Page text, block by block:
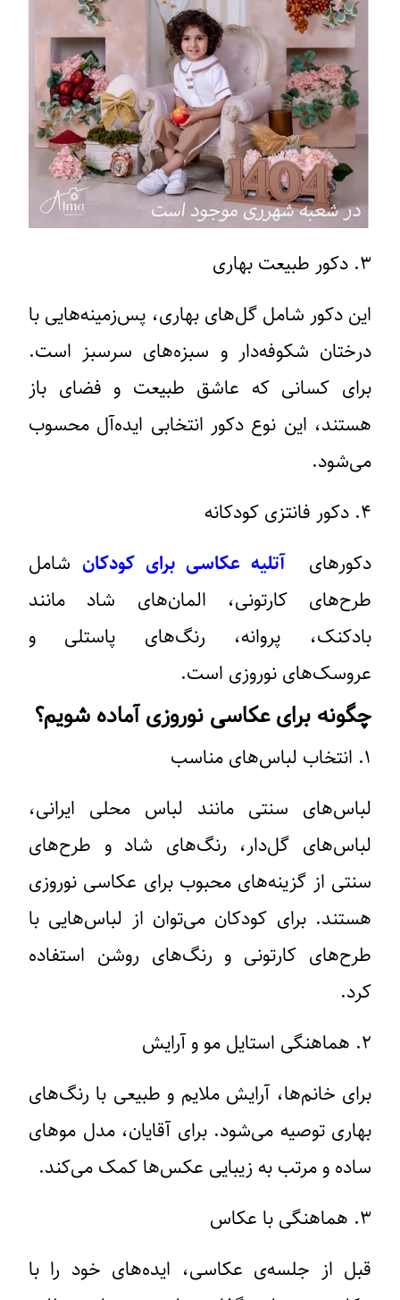
۳. دکور طبیعت بهاری
این دکور شامل گل‌های بهاری، پس‌زمینه‌هایی با
درختان شکوفه‌دار و سبزه‌های سرسبز است.
برای کسانی که عاشق طبیعت و فضای باز
هستند، این نوع دکور انتخابی ایده‌آل محسوب
می‌شود.
۴. دکور فانتزی کودکانه
دکورهای آتلیه عکاسی برای کودکان شامل
طرح‌های کارتونی، المان‌های شاد مانند
بادکنک، پروانه، رنگ‌های پاستلی و
عروسک‌های نوروزی است.
چگونه برای عکاسی نوروزی آماده شویم؟
۱. انتخاب لباس‌های مناسب
لباس‌های سنتی مانند لباس محلی ایرانی،
لباس‌های گل‌دار، رنگ‌های شاد و طرح‌های
سنتی از گزینه‌های محبوب برای عکاسی نوروزی
هستند. برای کودکان می‌توان از لباس‌هایی با
طرح‌های کارتونی و رنگ‌های روشن استفاده
کرد.
۲. هماهنگی استایل مو و آرایش
برای خانم‌ها، آرایش ملایم و طبیعی با رنگ‌های
بهاری توصیه می‌شود. برای آقایان، مدل موهای
ساده و مرتب به زیبایی عکس‌ها کمک می‌کند.
۳. هماهنگی با عکاس
قبل از جلسه‌ی عکاسی، ایده‌های خود را با